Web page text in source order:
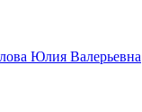
Юлия Валерьевна